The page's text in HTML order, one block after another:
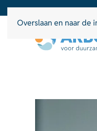
Overslaan en naar de